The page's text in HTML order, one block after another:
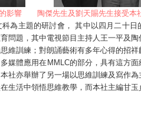
影響
陶傑先生及劉天賜先生接受本
為主題的研討會， 其中以四月二十日
問題，其中電視節目主持人王一平及
維訓練；對朗誦藝術有多年心得的招
媒體應用在MMLC的部分，具有這方
社亦舉辦了另一場以思維訓練及寫作
生活中領悟思維教學，而本社主編甘